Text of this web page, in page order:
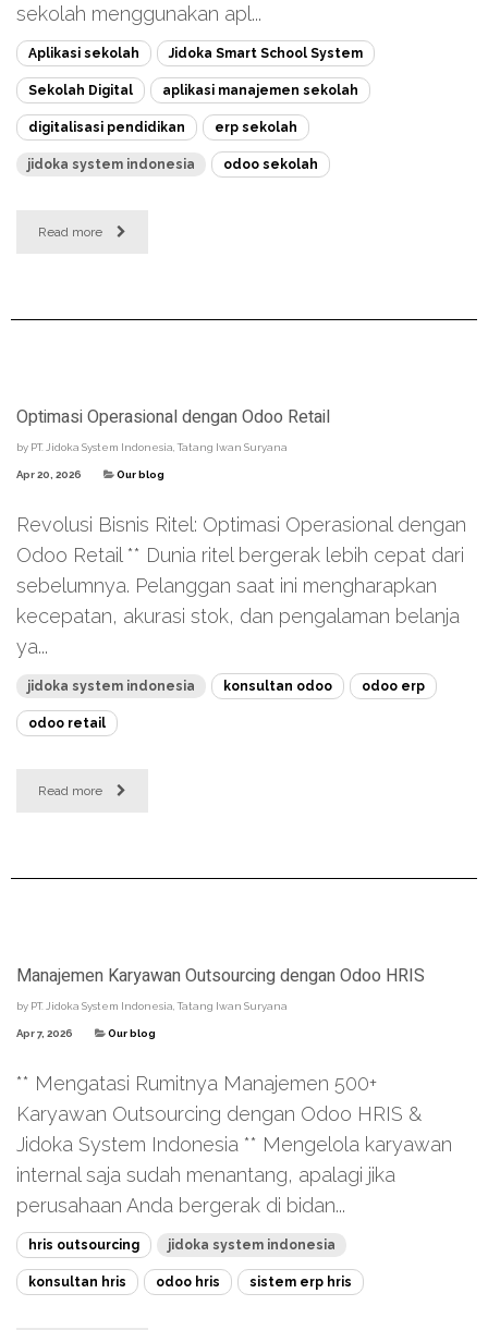
sekolah menggunakan apl...
Aplikasi sekolah Jidoka Smart School System
Sekolah Digital aplikasi manajemen sekolah
digitalisasi pendidikan erp sekolah
jidoka system indonesia odoo sekolah
Read more
Optimasi Operasional dengan Odoo Retail
by PT. Jidoka System Indonesia, Tatang Iwan Suryana
Apr 20, 2026 Our blog
Revolusi Bisnis Ritel: Optimasi Operasional dengan
Odoo Retail ** Dunia ritel bergerak lebih cepat dari
sebelumnya. Pelanggan saat ini mengharapkan
kecepatan, akurasi stok, dan pengalaman belanja
ya...
jidoka system indonesia konsultan odoo odoo erp
odoo retail
Read more
Manajemen Karyawan Outsourcing dengan Odoo HRIS
by PT. Jidoka System Indonesia, Tatang Iwan Suryana
Apr 7, 2026 Our blog
** Mengatasi Rumitnya Manajemen 500+
Karyawan Outsourcing dengan Odoo HRIS &
Jidoka System Indonesia ** Mengelola karyawan
internal saja sudah menantang, apalagi jika
perusahaan Anda bergerak di bidan...
hris outsourcing jidoka system indonesia
konsultan hris odoo hris sistem erp hris